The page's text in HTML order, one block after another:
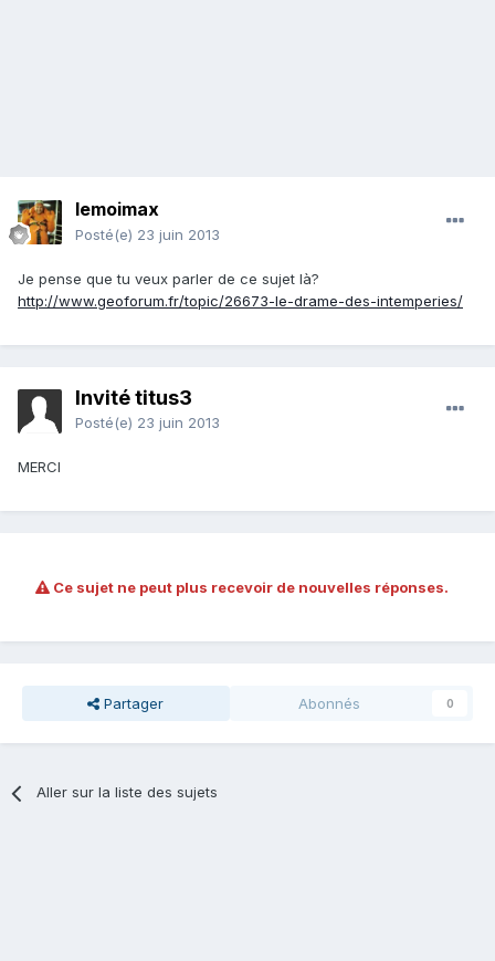
lemoimax
Posté(e) 23 juin 2013
Je pense que tu veux parler de ce sujet là?
http://www.geoforum.fr/topic/26673-le-drame-des-intemperies/
Invité titus3
Posté(e) 23 juin 2013
MERCI
Ce sujet ne peut plus recevoir de nouvelles réponses.
Partager Abonnés 0
Aller sur la liste des sujets